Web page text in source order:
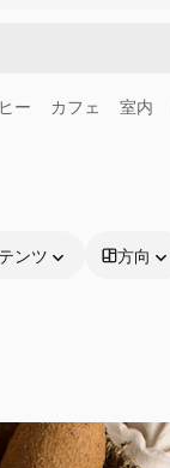
ー カフェ 室内
ンツ 方向